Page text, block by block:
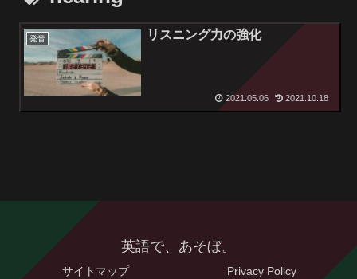
発音 リスニング力の強化
2021.05.06 2021.10.18
英語で、あそぼ。
サイトマップ
Privacy Policy